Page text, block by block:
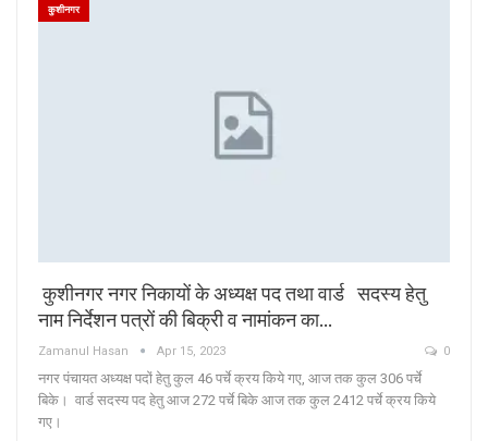
कुशीनगर
कुशीनगर नगर निकायों के अध्यक्ष पद तथा वार्ड सदस्य हेतु
नाम निर्देशन पत्रों की बिक्री व नामांकन का…
Zamanul Hasan Apr 15, 2023 0
नगर पंचायत अध्यक्ष पदों हेतु कुल 46 पर्चे क्रय किये गए, आज तक कुल 306 पर्चे
बिके। वार्ड सदस्य पद हेतु आज 272 पर्चे बिके आज तक कुल 2412 पर्चे क्रय किये
गए।